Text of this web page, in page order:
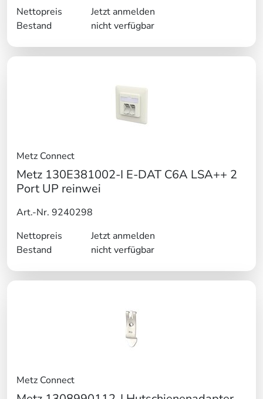
Nettopreis
Jetzt anmelden
Bestand
nicht verfügbar
Metz Connect
Metz 130E381002-I E-DAT C6A LSA++ 2
Port UP reinwei
Art.-Nr. 9240298
Nettopreis
Jetzt anmelden
Bestand
nicht verfügbar
Metz Connect